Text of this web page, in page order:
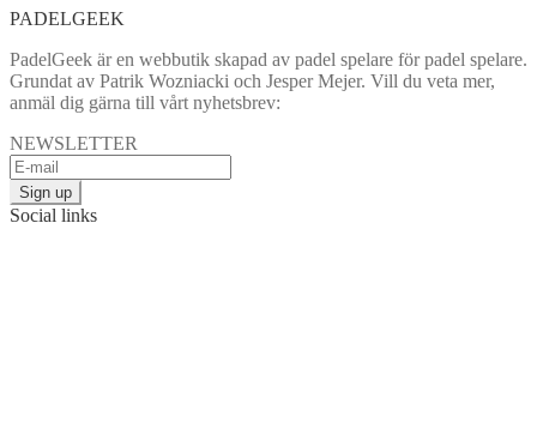
PADELGEEK
PadelGeek är en webbutik skapad av padel spelare för padel spelare.
Grundat av Patrik Wozniacki och Jesper Mejer. Vill du veta mer,
anmäl dig gärna till vårt nyhetsbrev:
NEWSLETTER
Social links